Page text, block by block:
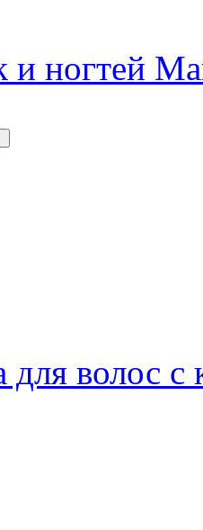
и ногтей
для волос